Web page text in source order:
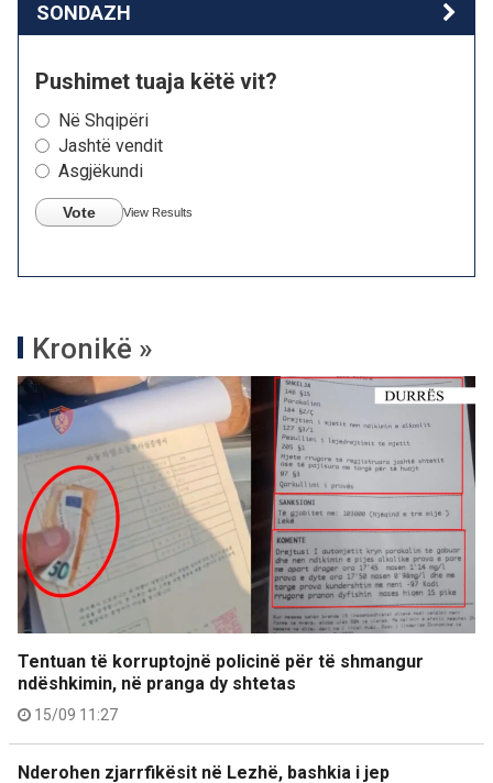
SONDAZH
Pushimet tuaja këtë vit?
Në Shqipëri
Jashtë vendit
Asgjëkundi
Vote View Results
Kronikë »
Tentuan të korruptojnë policinë për të shmangur
ndëshkimin, në pranga dy shtetas
15/09 11:27
Nderohen zjarrfikësit në Lezhë, bashkia i jep